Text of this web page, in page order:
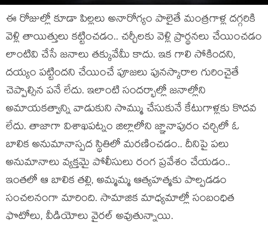
ఈ రోజుల్లో కూడా పిల్లలు అనారోగ్యం పాలైతే మంత్రగాళ్ల దగ్గరికి
వెళ్లి తాయిత్తులు కట్టించడం.. చర్చీలకు వెళ్లి ప్రార్థనలు చేయించడం
లాంటివి చేసే జనాలు తక్కువేమీ కాదు. ఇక గాలి సోకిందని,
దయ్యం పట్టిందని చేయించే పూజలు పునస్కారాల గురించైతే
చెప్పాల్సిన పనే లేదు. ఇలాంటి సందర్భాల్లో జనాల్లోని
అమాయకత్వాన్ని వాడుకుని సొమ్ము చేసుకునే కేటుగాళ్లకు కొదవ
లేదు. తాజాగా విశాఖపట్నం జిల్లాలోని జ్ఞానాపురం చర్చిలో ఓ
బాలిక అనుమానాస్పద స్థితిలో మరణించడం.. దీనిపై పలు
అనుమానాలు వ్యక్తమై పోలీసులు రంగ ప్రవేశం చేయడం..
ఇంతలో ఆ బాలిక తల్లి, అమ్మమ్మ ఆత్యహత్మకు పాల్పడడం
సంచలనంగా మారింది. సామాజిక మాధ్యమాల్లో సంబంధిత
ఫొటోలు, వీడియోలు వైరల్ అవుతున్నాయి.